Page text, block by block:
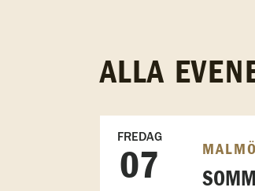
ALLA
FREDAG
07